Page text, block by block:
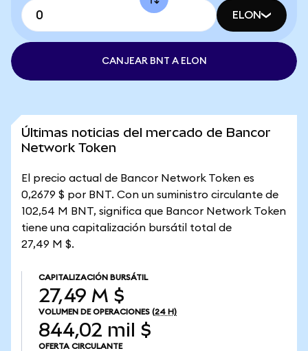
ELON
CANJEAR BNT A ELON
Últimas noticias del mercado de Bancor
Network Token
El precio actual de Bancor Network Token es
0,2679 $ por BNT. Con un suministro circulante de
102,54 M BNT, significa que Bancor Network Token
tiene una capitalización bursátil total de
27,49 M $.
CAPITALIZACIÓN BURSÁTIL
27,49 M $
VOLUMEN DE OPERACIONES (24 H)
844,02 mil $
OFERTA CIRCULANTE